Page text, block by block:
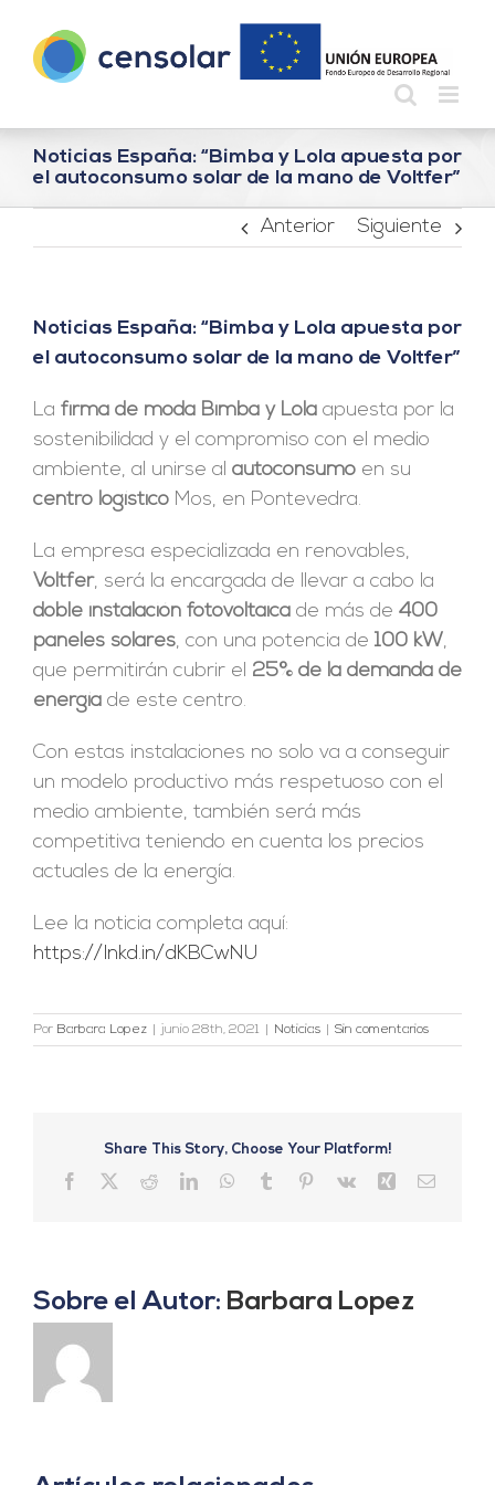
contenido
Noticias España: “Bimba y Lola apuesta por
el autoconsumo solar de la mano de Voltfer”
Anterior Siguiente
Noticias España: “Bimba y Lola apuesta por
el autoconsumo solar de la mano de Voltfer”
La firma de moda Bimba y Lolaapuesta por la
sostenibilidad y el compromiso con el medio
ambiente, al unirse al autoconsumoen su
centro logísticoMos, en Pontevedra.
La empresa especializada en renovables,
Voltfer, será la encargada de llevar a cabo la
doble instalación fotovoltaicade más de 400
paneles solares, con una potencia de 100 kW,
que permitirán cubrir el 25% de la demanda de
energíade este centro.
Con estas instalaciones no solo va a conseguir
un modelo productivo más respetuoso con el
medio ambiente, también será más
competitiva teniendo en cuenta los precios
actuales de la energía.
Lee la noticia completa aquí:
https://lnkd.in/dKBCwNU
Por Barbara Lopez junio 28th, 2021 Noticias Sin comentarios
Share This Story, Choose Your Platform!
Facebook RedditLinkedInWhatsApp
Tumblr Pinterest
Vk Xing Correo
Sobre el Autor: Barbara Lopez